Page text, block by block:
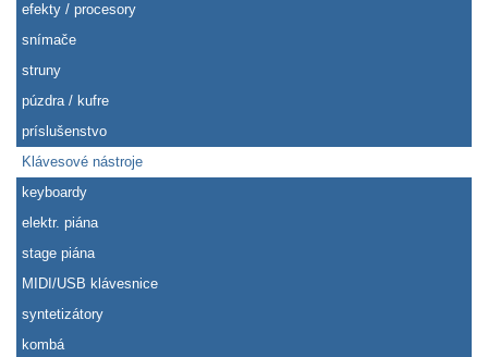
efekty / procesory
snímače
struny
púzdra / kufre
príslušenstvo
Klávesové nástroje
keyboardy
elektr. piána
stage piána
MIDI/USB klávesnice
syntetizátory
kombá